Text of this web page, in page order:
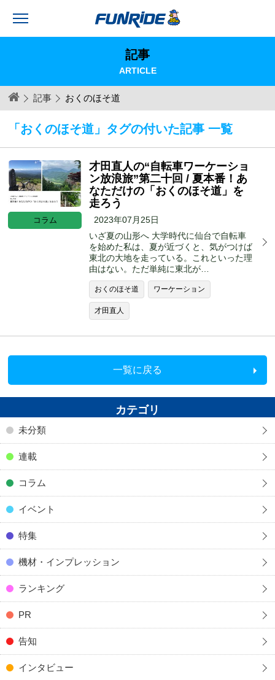
記事
ARTICLE
記事 おくのほそ道
「おくのほそ道」タグの付いた記事 一覧
コラム
才田直人の“自転車ワーケーショ
ン放浪旅”第二十回 / 夏本番！あ
なただけの「おくのほそ道」を
走ろう
2023年07月25日
いざ夏の山形へ 大学時代に仙台で自転車
を始めた私は、夏が近づくと、気がつけば
東北の大地を走っている。これといった理
由はない。ただ単純に東北が…
おくのほそ道 ワーケーション
才田直人
一覧に戻る
カテゴリ
未分類
連載
コラム
イベント
特集
機材・インプレッション
ランキング
PR
告知
インタビュー